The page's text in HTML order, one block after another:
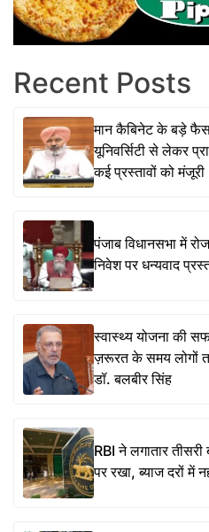
Recent Posts
मान कैबिनेट के बड़े
यूनिवर्सिटी से लेकर
कई प्रस्तावों को मंजूरी
पंजाब विधानसभा में
निवेश पर धन्यवाद
स्वास्थ्य योजना की
ज़रूरत के समय लोगों
डॉ. बलबीर सिंह
RBI ने लगातार
पर रखा, ब्याज दरों में